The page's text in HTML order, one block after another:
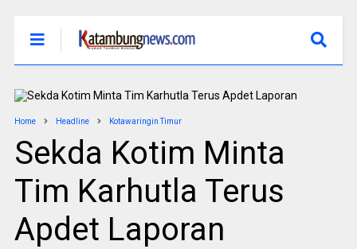
Home Headline Kotawaringin Timur
Sekda Kotim Minta
Tim Karhutla Terus
Apdet Laporan